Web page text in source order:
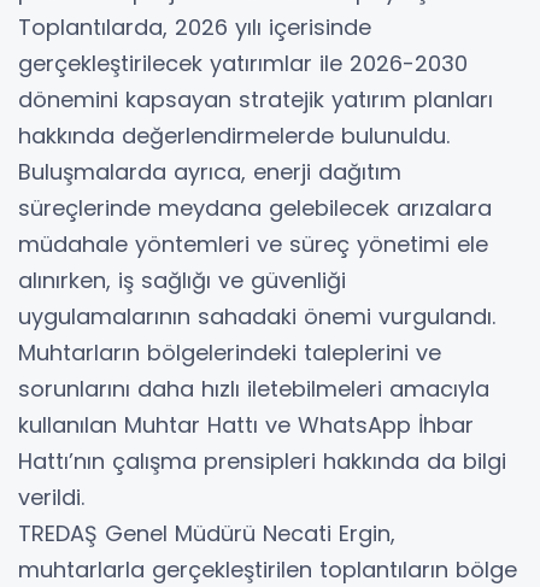
Toplantılarda, 2026 yılı içerisinde
gerçekleştirilecek yatırımlar ile 2026-2030
dönemini kapsayan stratejik yatırım planları
hakkında değerlendirmelerde bulunuldu.
Buluşmalarda ayrıca, enerji dağıtım
süreçlerinde meydana gelebilecek arızalara
müdahale yöntemleri ve süreç yönetimi ele
alınırken, iş sağlığı ve güvenliği
uygulamalarının sahadaki önemi vurgulandı.
Muhtarların bölgelerindeki taleplerini ve
sorunlarını daha hızlı iletebilmeleri amacıyla
kullanılan Muhtar Hattı ve WhatsApp İhbar
Hattı’nın çalışma prensipleri hakkında da bilgi
verildi.
TREDAŞ Genel Müdürü Necati Ergin,
muhtarlarla gerçekleştirilen toplantıların bölge